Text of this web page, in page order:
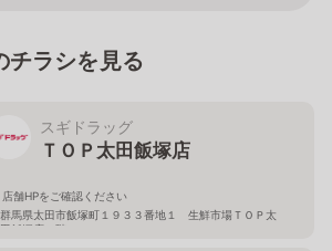
チラシを見る
スギドラッグ
ＴＯＰ太田飯塚店
店舗HPをご確認ください
群馬県太田市飯塚町１９３３番地１ 生鮮市場ＴＯＰ太
田飯塚店１階